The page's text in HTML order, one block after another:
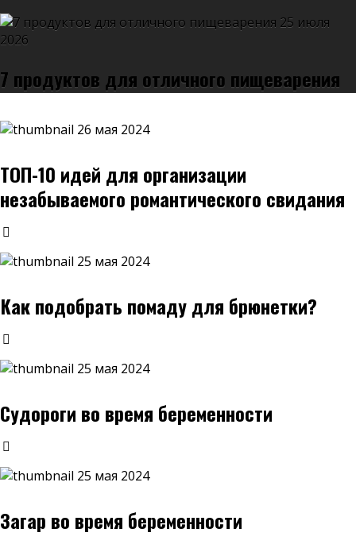
25 июля
2026
7 продуктов для отличного пищеварения
26 мая 2024
ТОП-10 идей для организации
незабываемого романтического свидания
25 мая 2024
Как подобрать помаду для брюнетки?
25 мая 2024
Судороги во время беременности
25 мая 2024
Загар во время беременности